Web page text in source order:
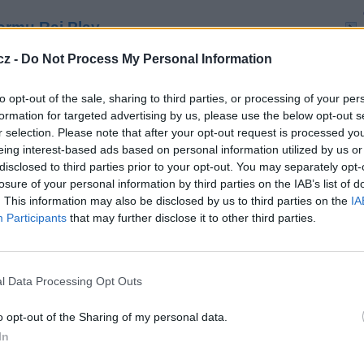
- Do Not Process My Personal Information
opt-out of the sale, sharing to third parties, or processing of your
for targeted advertising by us, please use the below opt-out
selection. Please note that after your opt-out request is processed
interest-based ads based on personal information utilized by us
to third parties prior to your opt-out. You may separately
of your personal information by third parties on the IAB’s list of
This information may also be disclosed by us to third parties on the
Participants that may further disclose it to other third parties.
Data Processing Opt Outs
opt-out of the Sharing of my personal data.
Rai Play
všech distribučních platformách nahradí kanál
se na streamovací platformu Rai Play.
učivo pro školy se vzdělávacími pořady.